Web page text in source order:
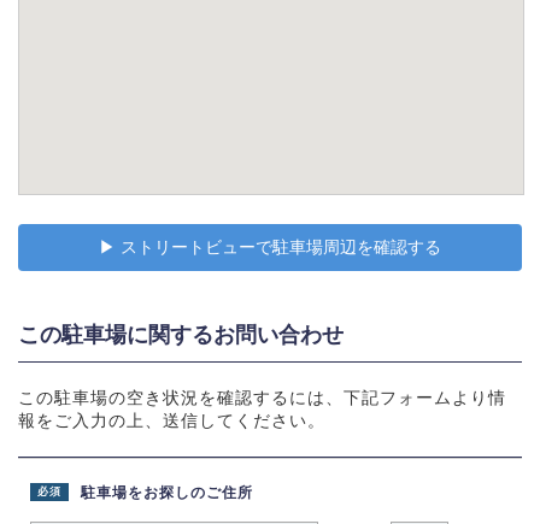
▶︎ ストリートビューで駐車場周辺を確認する
この駐車場に関するお問い合わせ
この駐車場の空き状況を確認するには、下記フォームより情
報をご入力の上、送信してください。
駐車場をお探しのご住所
必須